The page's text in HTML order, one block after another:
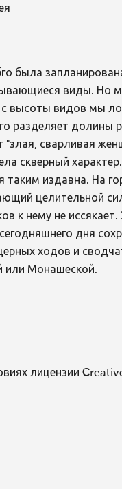
была
виды. Но
высоты видов мы
разделяет
"злая, сварливая
скверный
таким издавна. На
целительной
к нему не
дня
ходов и
или Монашеской.
лицензии